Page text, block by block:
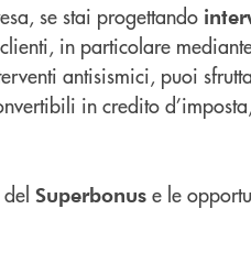
se stai progettando
in particolare
antisismici, puoi
in credito
Superbonus e le